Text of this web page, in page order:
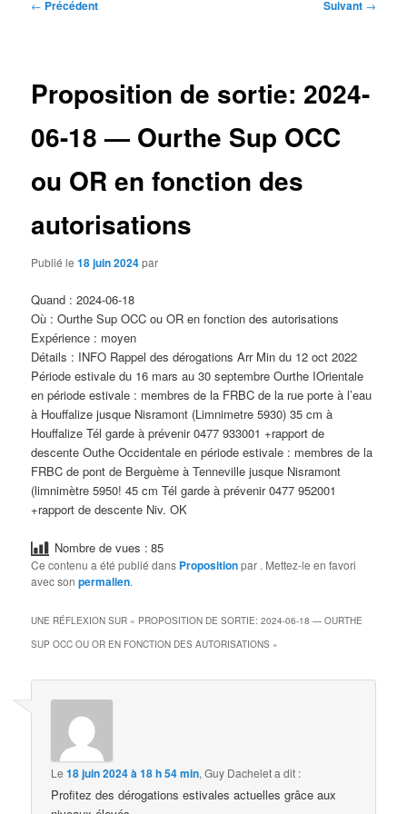
← Précédent Suivant →
Proposition de sortie: 2024-
06-18 — Ourthe Sup OCC
ou OR en fonction des
autorisations
Publié le18 juin 2024par
Quand : 2024-06-18
Où : Ourthe Sup OCC ou OR en fonction des autorisations
Expérience : moyen
Détails : INFO Rappel des dérogations Arr Min du 12 oct 2022
Période estivale du 16 mars au 30 septembre Ourthe IOrientale
en période estivale : membres de la FRBC de la rue porte à l’eau
à Houffalize jusque Nisramont (Limnimetre 5930) 35 cm à
Houffalize Tél garde à prévenir 0477 933001 +rapport de
descente Outhe Occidentale en période estivale : membres de la
FRBC de pont de Berguème à Tenneville jusque Nisramont
(limnimètre 5950! 45 cm Tél garde à prévenir 0477 952001
+rapport de descente Niv. OK
Nombre de vues : 85
Ce contenu a été publié dans Propositionpar . Mettez-le en favori
avec sonpermalien.
UNE RÉFLEXION SUR « PROPOSITION DE SORTIE: 2024-06-18 — OURTHE
SUP OCC OU OR EN FONCTION DES AUTORISATIONS »
Le18 juin 2024 à 18 h 54 min,Guy Dacheleta dit :
Profitez des dérogations estivales actuelles grâce aux